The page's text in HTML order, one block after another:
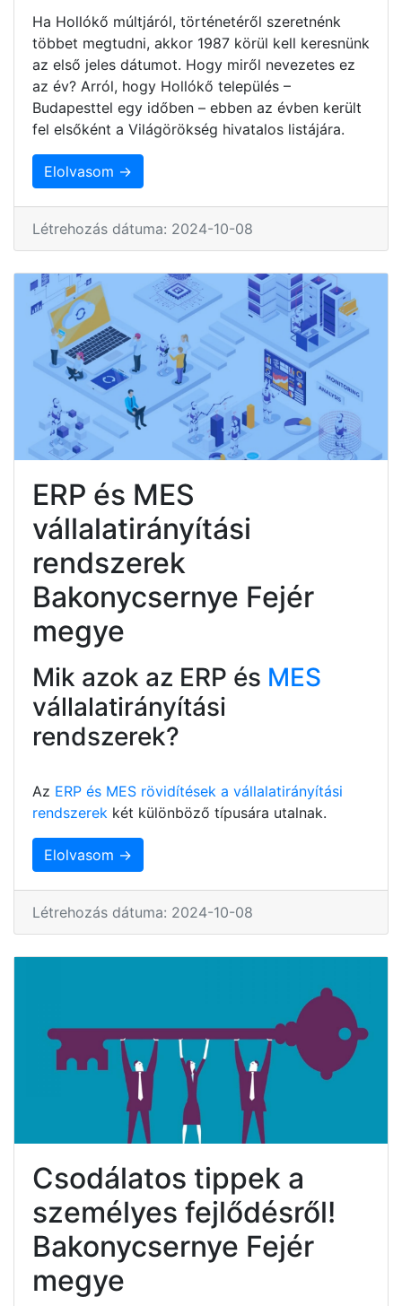
Ha Hollókő múltjáról, történetéről szeretnénk
többet megtudni, akkor 1987 körül kell keresnünk
az első jeles dátumot. Hogy miről nevezetes ez
az év? Arról, hogy Hollókő település –
Budapesttel egy időben – ebben az évben került
fel elsőként a Világörökség hivatalos listájára.
Elolvasom →
Létrehozás dátuma: 2024-10-08
ERP és MES
vállalatirányítási
rendszerek
Bakonycsernye Fejér
megye
Mik azok az ERP és MES
vállalatirányítási
rendszerek?
Az ERP és MES rövidítések a vállalatirányítási
rendszerek két különböző típusára utalnak.
Elolvasom →
Létrehozás dátuma: 2024-10-08
Csodálatos tippek a
személyes fejlődésről!
Bakonycsernye Fejér
megye